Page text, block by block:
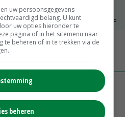
€ 6,05
A-ware en Amalthea gaat
balans’
uw persoonsgegevens
belang. U kunt
uw opties hieronder te
pagina of in het sitemenu naar
te beheren of in te trekken via de
beheren